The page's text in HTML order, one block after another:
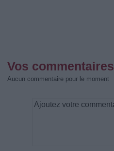
Vos commentaires
Aucun commentaire pour le moment